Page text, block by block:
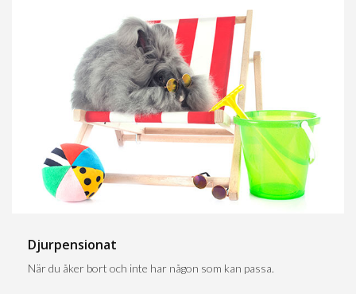
Djurpensionat
När du åker bort och inte har någon som kan passa.